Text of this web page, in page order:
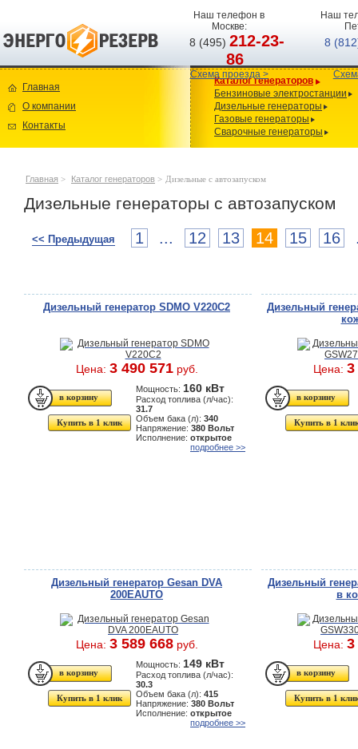
Наш телефон в
Москве:
8 (495)212-23-
86
Схема проезда >
Наш
8
Главная
О компании
Контакты
Каталог генераторов
Бензиновые электростанции
Дизельные генераторы
Газовые генераторы
Сварочные генераторы
Главная > Каталог генераторов > Дизельные с автозапуском
Дизельные генераторы с автозапуском
<< Предыдущая 1 ... 12 13 14 15 16
Дизельный генератор SDMO V220C2
Цена: 3 490 571руб.
Купить в 1 клик
Мощность: 160 кВт
Расход топлива (л/час):
31.7
Объем бака (л): 340
Напряжение: 380 Вольт
Исполнение: открытое
подробнее >>
Дизельный
Цена: 3
Купить в 1
Дизельный генератор Gesan DVA
200EAUTO
Цена: 3 589 668руб.
Купить в 1 клик
Мощность: 149 кВт
Расход топлива (л/час):
30.3
Объем бака (л): 415
Напряжение: 380 Вольт
Исполнение: открытое
подробнее >>
Дизельный
в
Цена: 3
Купить в 1